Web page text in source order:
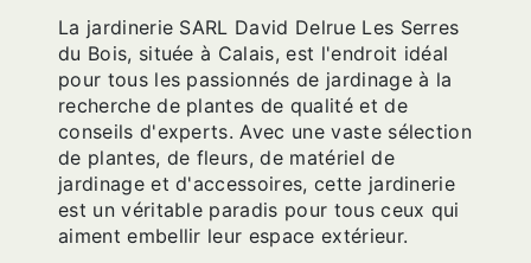
La jardinerie SARL David Delrue Les Serres
du Bois, située à Calais, est l'endroit idéal
pour tous les passionnés de jardinage à la
recherche de plantes de qualité et de
conseils d'experts. Avec une vaste sélection
de plantes, de fleurs, de matériel de
jardinage et d'accessoires, cette jardinerie
est un véritable paradis pour tous ceux qui
aiment embellir leur espace extérieur.